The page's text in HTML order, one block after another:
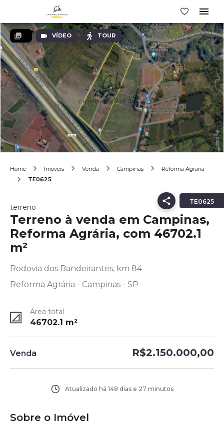
VÍDEO TOUR
Home Imóveis Venda Campinas
Reforma Agrária
TE0625
TE0625
terreno
Terreno à venda em Campinas,
Reforma Agrária, com 46702.1
m²
Rodovia dos Bandeirantes, km 84
Reforma Agrária - Campinas - SP
Área total
46702.1 m²
Venda R$2.150.000,00
Atualizado há 148 dias e 27 minutos
Sobre o Imóvel